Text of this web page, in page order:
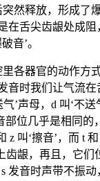
然释放，形成了
在舌尖齿龈处成
音’。
各器官的动作方
音时我们让气流
’声母，d 叫‘不
部位几乎是相同
叫‘擦音’，而 t
龈，再且，它们
发音时声带不振